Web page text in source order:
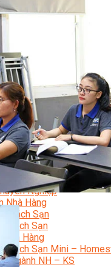
Và Vận Hành Mô Hình
Sạn Quốc Tế
KS
Nghiệp
Nghiệp
Hàng
Nghiệp
Nhà Hàng
Khách Sạn
Khách Sạn
Nhà Hàng
Khách Sạn Mini –
Ngành NH – KS